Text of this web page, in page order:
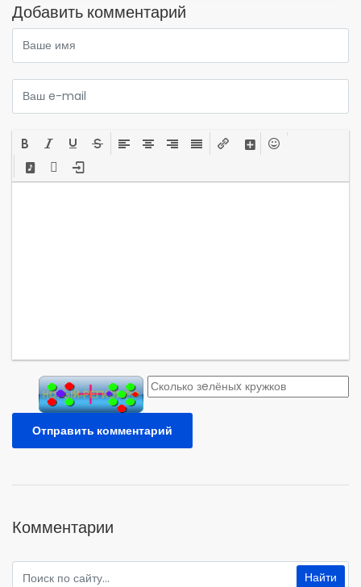
Добавить комментарий
Отправить комментарий
Комментарии